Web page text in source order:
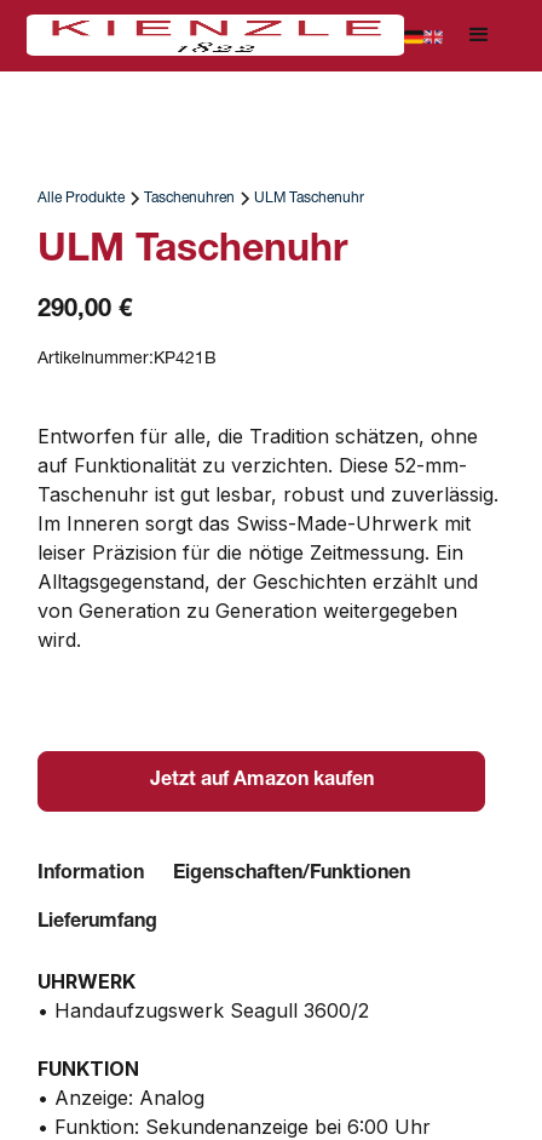
Alle Produkte Taschenuhren ULM Taschenuhr
ULM Taschenuhr
290,00 €
Artikelnummer:KP421B
Entworfen für alle, die Tradition schätzen, ohne
auf Funktionalität zu verzichten. Diese 52-mm-
Taschenuhr ist gut lesbar, robust und zuverlässig.
Im Inneren sorgt das Swiss-Made-Uhrwerk mit
leiser Präzision für die nötige Zeitmessung. Ein
Alltagsgegenstand, der Geschichten erzählt und
von Generation zu Generation weitergegeben
wird.
Jetzt auf Amazon kaufen
Information Eigenschaften/Funktionen
Lieferumfang
UHRWERK
• Handaufzugswerk Seagull 3600/2
FUNKTION
• Anzeige: Analog
• Funktion: Sekundenanzeige bei 6:00 Uhr